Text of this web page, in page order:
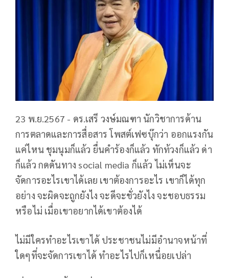
23 พ.ย.2567 - ดร.เสรี วงษ์มณฑา นักวิชาการด้าน
การตลาดและการสื่อสาร โพสต์เฟซบุ๊กว่า ออกแรงกัน
แค่ไหน ชุมนุมก็แล้ว ยื่นคำร้องก็แล้ว ทักท้วงก็แล้ว ด่า
ก็แล้ว กดดันทาง social media ก็แล้ว ไม่เห็นจะ
จัดการอะไรเขาได้เลย เขาต้องการอะไร เขาก็ได้ทุก
อย่าง จะผิดจะถูกยังไง จะดีจะชั่วยังไง จะชอบธรรม
หรือไม่ เมื่อเขาอยากได้เขาต้องได้
ไม่มีใครทำอะไรเขาได้ ประชาชนไม่มีอำนาจหน้าที่
ใดๆที่จะจัดการเขาได้ ทำอะไรไปก็เหนื่อยเปล่า